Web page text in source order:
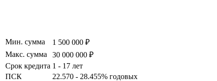
Мин. сумма
1 500 000 ₽
Макс. сумма
30 000 000 ₽
Срок кредита 1 - 17 лет
ПСК
22.570 - 28.455% годовых